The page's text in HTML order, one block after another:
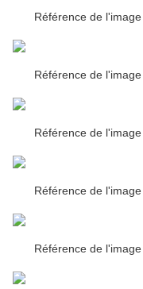
Référence de
Référence de
Référence de
Référence de
Référence de